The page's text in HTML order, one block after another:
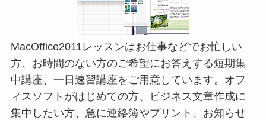
MacOffice2011レッスンはお仕事などでお忙しい
方、お時間のない方のご希望にお答えする短期集
中講座、一日速習講座をご用意しています。オフ
ィスソフトがはじめての方、ビジネス文章作成に
集中したい方、急に連絡簿やプリント、お知らせ